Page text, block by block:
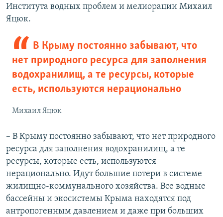
Института водных проблем и мелиорации Михаил
Яцюк.
В Крыму постоянно забывают, что
нет природного ресурса для заполнения
водохранилищ, а те ресурсы, которые
есть, используются нерационально
Михаил Яцюк
– В Крыму постоянно забывают, что нет природного
ресурса для заполнения водохранилищ, а те
ресурсы, которые есть, используются
нерационально. Идут большие потери в системе
жилищно-коммунального хозяйства. Все водные
бассейны и экосистемы Крыма находятся под
антропогенным давлением и даже при больших